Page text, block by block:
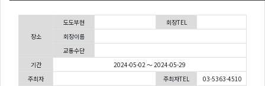
장소
도도부현
회장TEL
회장이름
교통수단
기간
2024-05-02 ～ 2024-05-29
주최자
주최자TEL
03-5363-4510